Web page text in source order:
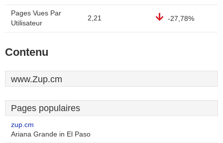
Pages Vues Par
Utilisateur
2,21 -27,78%
Contenu
www.Zup.cm
Pages populaires
zup.cm
Ariana Grande in El Paso